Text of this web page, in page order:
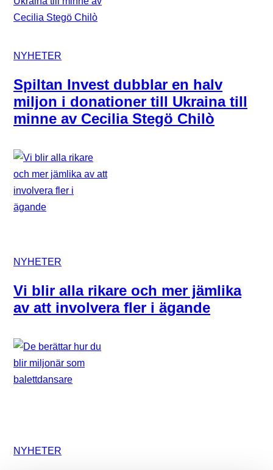
NYHETER
Spiltan Invest dubblar en halv
miljon i donationer till Ukraina till
minne av Cecilia Stegö Chilò
NYHETER
Vi blir alla rikare och mer jämlika
av att involvera fler i ägande
NYHETER